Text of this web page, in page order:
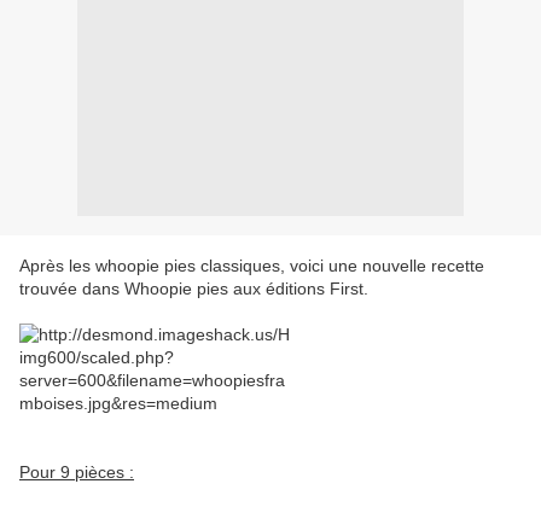
Après les whoopie pies classiques, voici une nouvelle recette
trouvée dans Whoopie pies aux éditions First.
Pour 9 pièces :